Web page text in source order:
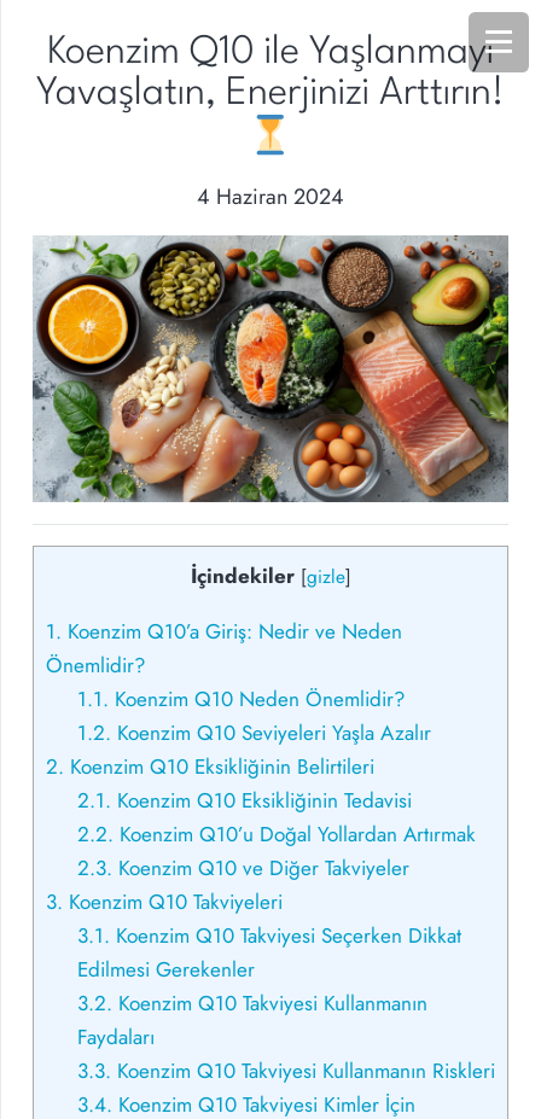
Koenzim Q10 ile Yaşlanmayı
Yavaşlatın, Enerjinizi Arttırın!
4 Haziran 2024
İçindekiler [gizle]
1. Koenzim Q10’a Giriş: Nedir ve Neden
Önemlidir?
1.1. Koenzim Q10 Neden Önemlidir?
1.2. Koenzim Q10 Seviyeleri Yaşla Azalır
2. Koenzim Q10 Eksikliğinin Belirtileri
2.1. Koenzim Q10 Eksikliğinin Tedavisi
2.2. Koenzim Q10’u Doğal Yollardan Artırmak
2.3. Koenzim Q10 ve Diğer Takviyeler
3. Koenzim Q10 Takviyeleri
3.1. Koenzim Q10 Takviyesi Seçerken Dikkat
Edilmesi Gerekenler
3.2. Koenzim Q10 Takviyesi Kullanmanın
Faydaları
3.3. Koenzim Q10 Takviyesi Kullanmanın Riskleri
3.4. Koenzim Q10 Takviyesi Kimler İçin